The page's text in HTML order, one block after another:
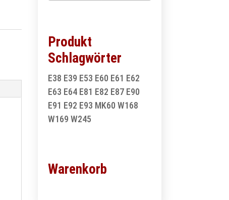
Produkt
Schlagwörter
E38 E39 E53 E60 E61 E62
E63 E64 E81 E82 E87 E90
E91 E92 E93 MK60 W168
W169 W245
Warenkorb